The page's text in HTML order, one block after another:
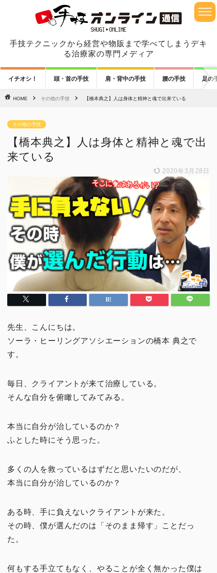
手技テクニックから経営や物販まで学べてしまうデキ
る治療家の専門メディア
イチオシ！ 頭・首の手技 肩・背中の手技 腰の手技 足の
HOME その他の手技 【橋本典之】人は身体と精神と魂で出来ている
その他の手技
【橋本典之】人は身体と精神と魂で出
来ている
2020年3月28日
先生、こんにちは。
ソーラ・ヒーリングアソシエーションの橋本 典之で
す。
毎日、クライアントが来て治療している。
そんな自分を俯瞰してみてみる。
本当に自分が治しているのか？
ふとした時にそう思った。
多くの人を救っているはずだと思いたいのだが、
本当に自分が治しているのか？
ある時、手に負えないクライアントが来た。
その時、僕が選んだのは「そのまま帰す」ことだっ
た。
何もする手立てもなく、やることが全く無かった僕は